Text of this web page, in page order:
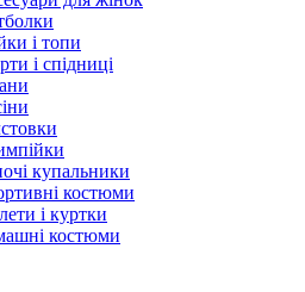
і топи
і спідниці
купальники
костюми
і куртки
костюми